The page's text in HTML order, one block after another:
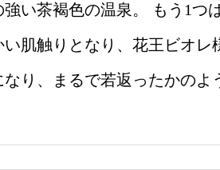
い茶褐色の温泉。 もう1つ
肌触りとなり、花王ビオレ
り、まるで若返ったかのよ